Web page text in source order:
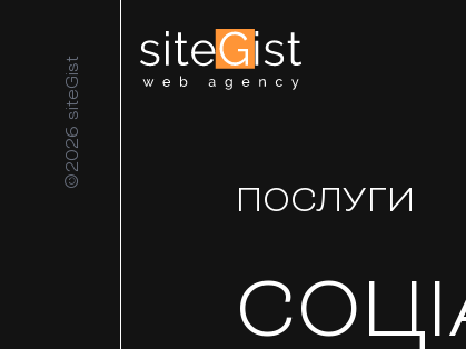
©2026 siteGist
ПОСЛУГИ